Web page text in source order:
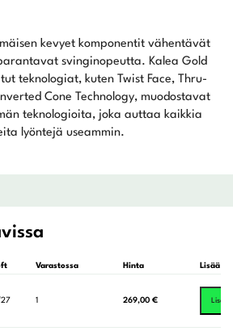
kevyet komponentit vähentävät
svinginopeutta. Kalea Gold
teknologiat, kuten Twist Face, Thru-
Cone Technology, muodostavat
teknologioita, joka auttaa kaikkia
lyöntejä useammin.
Varastossa Hinta Lisää
1 269,00 € Lisää